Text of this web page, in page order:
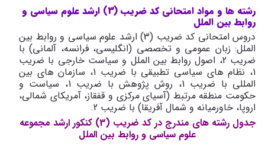
رشته ها و مواد امتحانی کد ضریب (3) ارشد علوم سیاسی و
روابط بین الملل
دروس امتحانی کد ضریب (3) ارشد علوم سیاسی و روابط بین
الملل: زبان عمومی و تخصصی (انگلیسی، فرانسه، آلمانی) با
ضریب 2، اصول روابط بین الملل و سیاست خارجی با ضریب
1، نظام های سیاسی تطبیقی با ضریب 1، سازمان های بین
المللی با ضریب 1، روش پژوهش با ضریب 1، سیاست و
حکومت منطقه مرتبط (آسیای مرکزی و قفقاز، آمریکای شمالی،
اروپا، خاورمیانه و شمال آفریقا) با ضریب 2.
جدول رشته های مندرج در کد ضریب (3) کنکور ارشد مجموعه
علوم سیاسی و روابط بین الملل